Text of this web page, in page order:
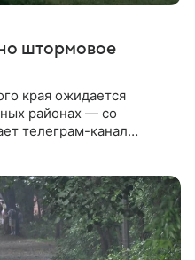
штормовое
края ожидается
районах — со
телеграм-канал